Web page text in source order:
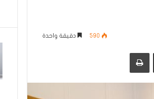
590 دقيقة واحدة
مشاركة عبر البريد طباعة